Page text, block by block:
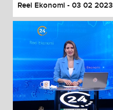
Reel Ekonomi - 03 02 2023